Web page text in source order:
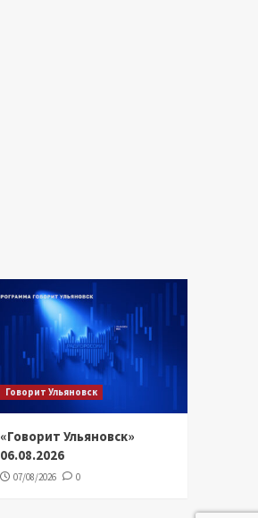
Говорит Ульяновск
«Говорит Ульяновск»
06.08.2026
07/08/2026 0